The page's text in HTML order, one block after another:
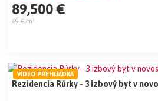
89,500 €
69 €/m²
Rezidencia Rúrky - 3 izbový byt v
VIDEO PREHLIADKA